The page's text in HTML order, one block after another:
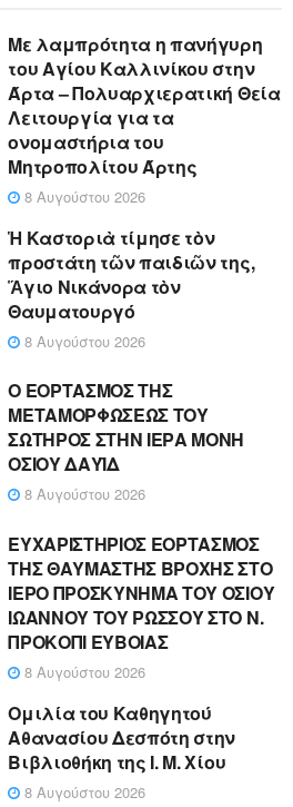
Με λαμπρότητα η πανήγυρη
του Αγίου Καλλινίκου στην
Άρτα – Πολυαρχιερατική Θεία
Λειτουργία για τα
ονομαστήρια του
Μητροπολίτου Άρτης
8 Αυγούστου 2026
Ἡ Καστοριὰ τίμησε τὸν
προστάτη τῶν παιδιῶν της,
Ἅγιο Νικάνορα τὸν
Θαυματουργό
8 Αυγούστου 2026
Ο ΕΟΡΤΑΣΜΟΣ ΤΗΣ
ΜΕΤΑΜΟΡΦΩΣΕΩΣ ΤΟΥ
ΣΩΤΗΡΟΣ ΣΤΗΝ ΙΕΡΑ ΜΟΝΗ
ΟΣΙΟΥ ΔΑΥΪΔ
8 Αυγούστου 2026
ΕΥΧΑΡΙΣΤΗΡΙΟΣ ΕΟΡΤΑΣΜΟΣ
ΤΗΣ ΘΑΥΜΑΣΤΗΣ ΒΡΟΧΗΣ ΣΤΟ
ΙΕΡΟ ΠΡΟΣΚΥΝΗΜΑ ΤΟΥ ΟΣΙΟΥ
ΙΩΑΝΝΟΥ ΤΟΥ ΡΩΣΣΟΥ ΣΤΟ Ν.
ΠΡΟΚΟΠΙ ΕΥΒΟΙΑΣ
8 Αυγούστου 2026
Ομιλία του Καθηγητού
Αθανασίου Δεσπότη στην
Βιβλιοθήκη της Ι. Μ. Χίου
8 Αυγούστου 2026